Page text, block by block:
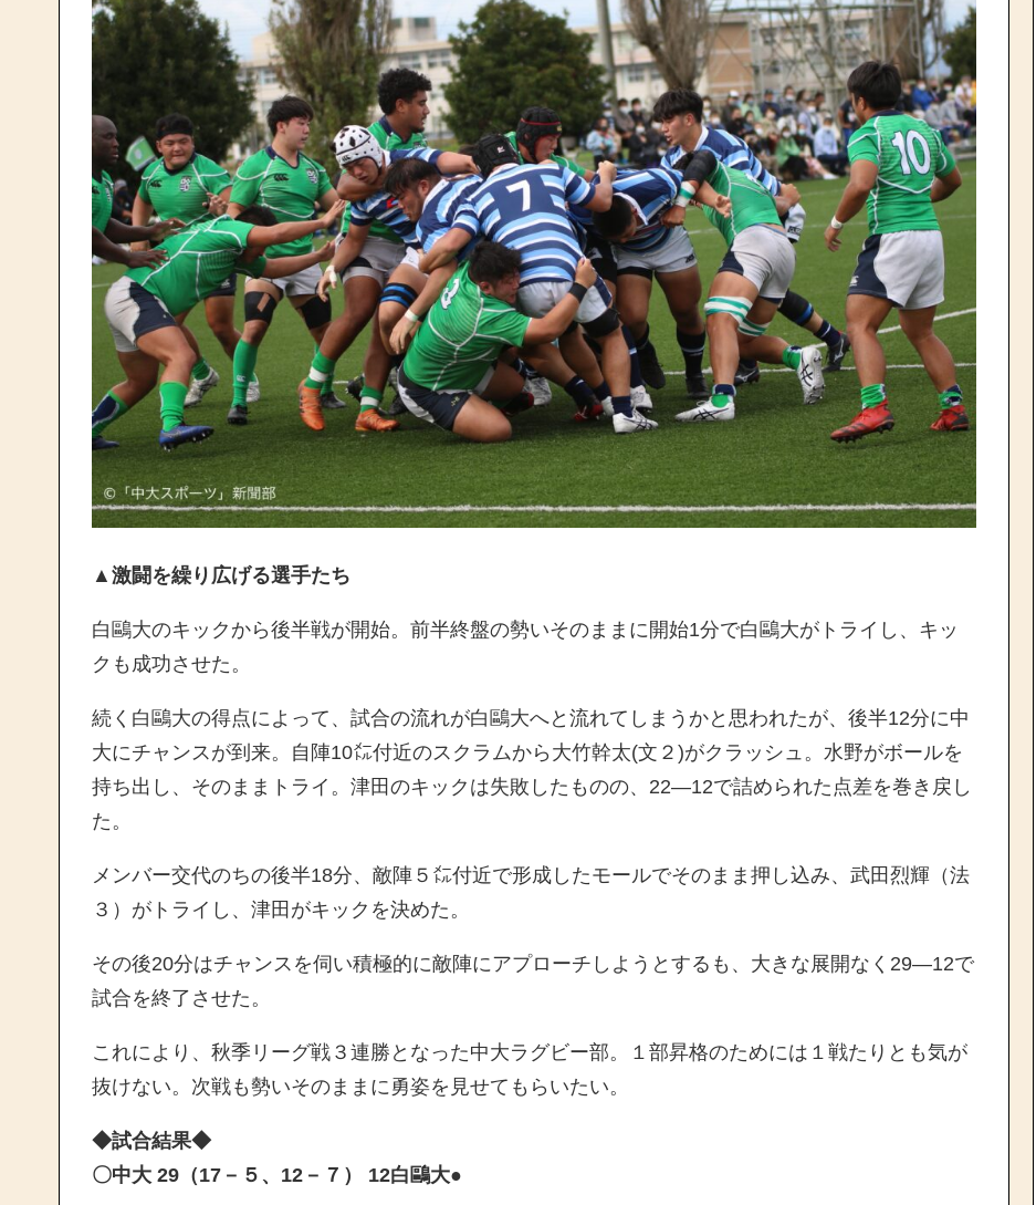
▲激闘を繰り広げる選手たち
白鷗大のキックから後半戦が開始。前半終盤の勢いそのままに開始1分で白鷗大がトライし、キッ
クも成功させた。
続く白鷗大の得点によって、試合の流れが白鷗大へと流れてしまうかと思われたが、後半12分に中
大にチャンスが到来。自陣10㍍付近のスクラムから大竹幹太(文２)がクラッシュ。水野がボールを
持ち出し、そのままトライ。津田のキックは失敗したものの、22―12で詰められた点差を巻き戻し
た。
メンバー交代のちの後半18分、敵陣５㍍付近で形成したモールでそのまま押し込み、武田烈輝（法
３）がトライし、津田がキックを決めた。
その後20分はチャンスを伺い積極的に敵陣にアプローチしようとするも、大きな展開なく29―12で
試合を終了させた。
これにより、秋季リーグ戦３連勝となった中大ラグビー部。１部昇格のためには１戦たりとも気が
抜けない。次戦も勢いそのままに勇姿を見せてもらいたい。
◆試合結果◆
〇中大 29（17－５、12－７） 12白鷗大●